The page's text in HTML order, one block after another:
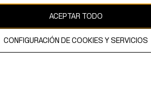
& Mauritz AB.ACEPTAR TODO
CONFIGURACIÓN DE COOKIES Y SERVICIOS